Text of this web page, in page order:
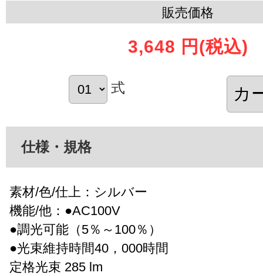
販売価格
3,648 円 (税込)
式
仕様・規格
素材/色/仕上：シルバー
機能/他：●AC100V
●調光可能（5％～100％）
●光束維持時間40，000時間
定格光束 285 lm